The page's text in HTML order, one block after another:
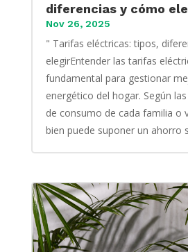
diferencias y cómo
Nov 26, 2025
" Tarifas eléctricas: tipos,
elegirEntender las tarifas
fundamental para gestionar
energético del hogar. Según
de consumo de cada familia o
bien puede suponer un ahorro